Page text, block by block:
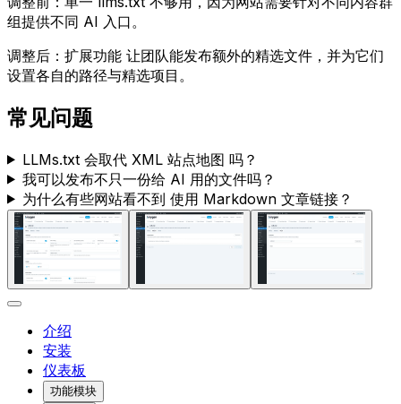
组提供不同 AI 入口。
调整后： 扩展功能 让团队能发布额外的精选文件，并为它们
设置各自的路径与精选项目。
常见问题
LLMs.txt会取代 XML 站点地图 吗？
我可以发布不只一份给 AI 用的文件吗？
为什么有些网站看不到 使用 Markdown 文章链接？
介绍
安装
仪表板
功能模块